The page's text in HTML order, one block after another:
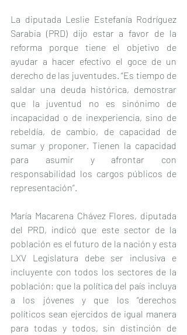
La diputada Leslie Estefanía Rodríguez
Sarabia (PRD) dijo estar a favor de la
reforma porque tiene el objetivo de
ayudar a hacer efectivo el goce de un
derecho de las juventudes. “Es tiempo de
saldar una deuda histórica, demostrar
que la juventud no es sinónimo de
incapacidad o de inexperiencia, sino de
rebeldía, de cambio, de capacidad de
sumar y proponer. Tienen la capacidad
para asumir y afrontar con
responsabilidad los cargos públicos de
representación”.
María Macarena Chávez Flores, diputada
del PRD, indicó que este sector de la
población es el futuro de la nación y esta
LXV Legislatura debe ser inclusiva e
incluyente con todos los sectores de la
población; que la política del país incluya
a los jóvenes y que los “derechos
políticos sean ejercidos de igual manera
para todas y todos, sin distinción de